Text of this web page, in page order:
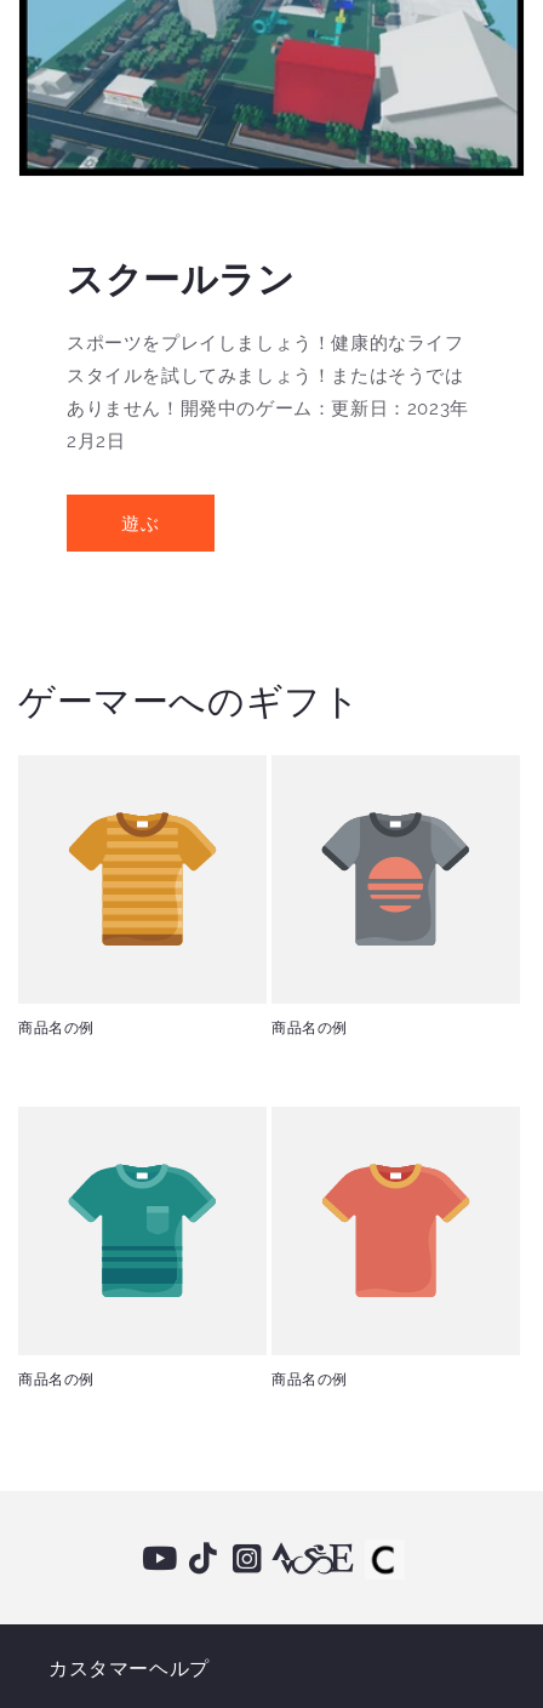
スクールラン
スポーツをプレイしましょう！健康的なライフ
スタイルを試してみましょう！またはそうでは
ありません！開発中のゲーム：更新日：2023年
2月2日
遊ぶ
ゲーマーへのギフト
商品名の例 商品名の例
商品名の例 商品名の例
カスタマーヘルプ